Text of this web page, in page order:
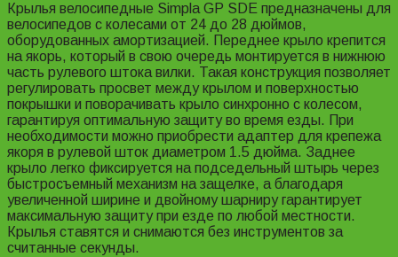
Крылья велосипедные Simpla GP SDE предназначены для
велосипедов с колесами от 24 до 28 дюймов,
оборудованных амортизацией. Переднее крыло крепится
на якорь, который в свою очередь монтируется в нижнюю
часть рулевого штока вилки. Такая конструкция позволяет
регулировать просвет между крылом и поверхностью
покрышки и поворачивать крыло синхронно с колесом,
гарантируя оптимальную защиту во время езды. При
необходимости можно приобрести адаптер для крепежа
якоря в рулевой шток диаметром 1.5 дюйма. Заднее
крыло легко фиксируется на подседельный штырь через
быстросъемный механизм на защелке, а благодаря
увеличенной ширине и двойному шарниру гарантирует
максимальную защиту при езде по любой местности.
Крылья ставятся и снимаются без инструментов за
считанные секунды.